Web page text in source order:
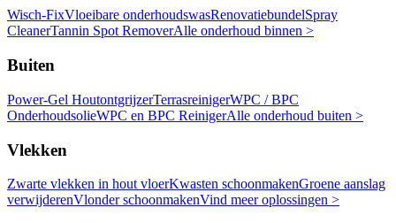
Wisch-FixVloeibare onderhoudswasRenovatiebundelSpray
CleanerTannin Spot RemoverAlle onderhoud binnen >
Buiten
Power-Gel HoutontgrijzerTerrasreinigerWPC / BPC
OnderhoudsolieWPC en BPC ReinigerAlle onderhoud buiten >
Vlekken
Zwarte vlekken in hout vloerKwasten schoonmakenGroene aanslag
verwijderenVlonder schoonmakenVind meer oplossingen >